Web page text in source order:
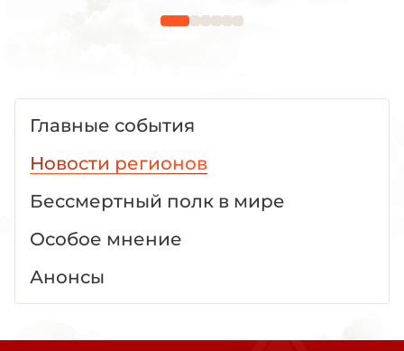
Главные события
Новости регионов
Бессмертный полк в мире
Особое мнение
Анонсы